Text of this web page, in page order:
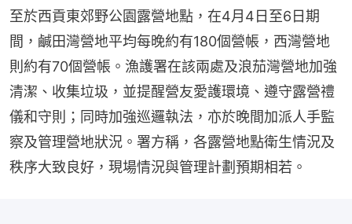
至於西貢東郊野公園露營地點，在4月4日至6日期
間，鹹田灣營地平均每晚約有180個營帳，西灣營地
則約有70個營帳。漁護署在該兩處及浪茄灣營地加強
清潔、收集垃圾，並提醒營友愛護環境、遵守露營禮
儀和守則；同時加強巡邏執法，亦於晚間加派人手監
察及管理營地狀況。署方稱，各露營地點衛生情況及
秩序大致良好，現場情況與管理計劃預期相若。